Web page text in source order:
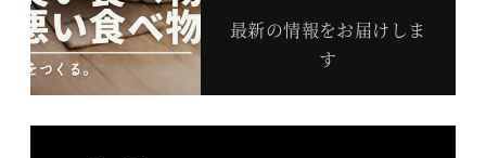
最新の情報をお届けしま
す